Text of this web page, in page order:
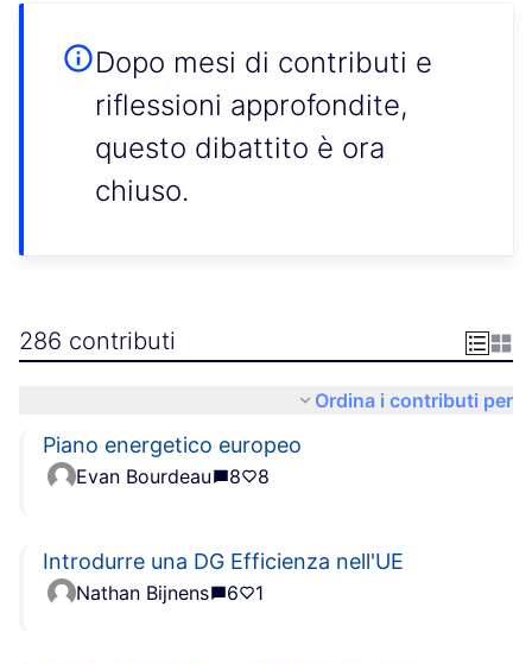
Dopo mesi di contributi e
riflessioni approfondite,
questo dibattito è ora
chiuso.
286 contributi
Ordina i contributi per
Piano energetico europeo
Evan Bourdeau 8 8
Introdurre una DG Efficienza nell'UE
Nathan Bijnens 6 1